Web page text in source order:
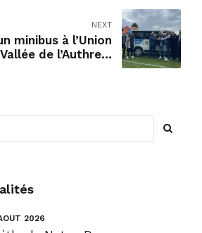
NEXT
minibus à l’Union
de l’Authre à
2026